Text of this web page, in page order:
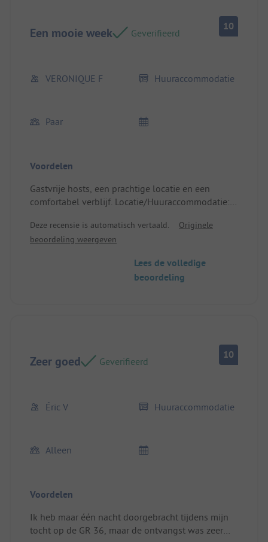
Een mooie week Geverifieerd
10
VERONIQUE F Huuraccommodatie
Paar
Voordelen
Gastvrije hosts, een prachtige locatie en een
comfortabel verblijf. Locatie/Huuraccommodatie:
Deze recensie is automatisch vertaald.
Originele
beoordeling weergeven
Lees de volledige
beoordeling
Zeer goed Geverifieerd
10
Éric V Huuraccommodatie
Alleen
Voordelen
Ik heb maar één nacht doorgebracht tijdens mijn
tocht op de GR 36, maar de ontvangst was zeer